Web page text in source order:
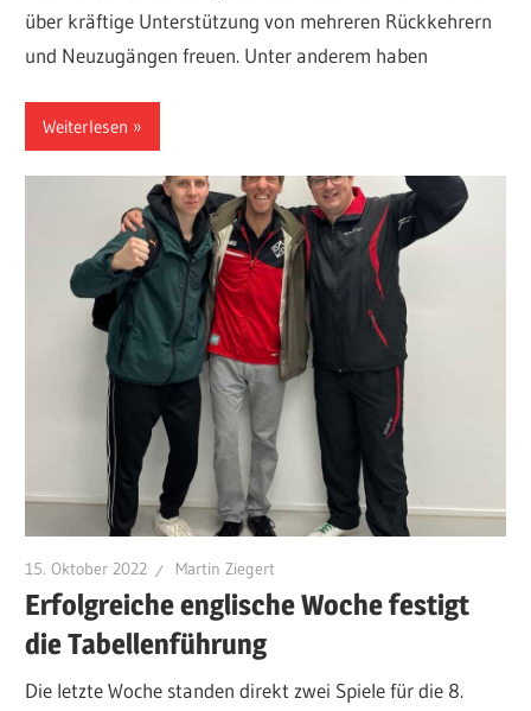
über kräftige Unterstützung von mehreren Rückkehrern
und Neuzugängen freuen. Unter anderem haben
Weiterlesen
15. Oktober 2022 Martin Ziegert
Erfolgreiche englische Woche festigt
die Tabellenführung
Die letzte Woche standen direkt zwei Spiele für die 8.